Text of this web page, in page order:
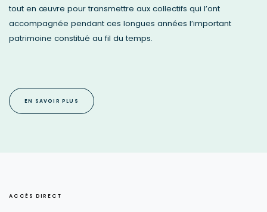
tout en œuvre pour transmettre aux collectifs qui l’ont
accompagnée pendant ces longues années l’important
patrimoine constitué au fil du temps.
EN SAVOIR PLUS
ACCÈS DIRECT